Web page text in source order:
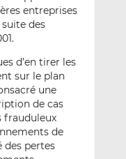
entreprises
des
d’en tirer les
sur le plan
une
de cas
frauduleux
de
des pertes